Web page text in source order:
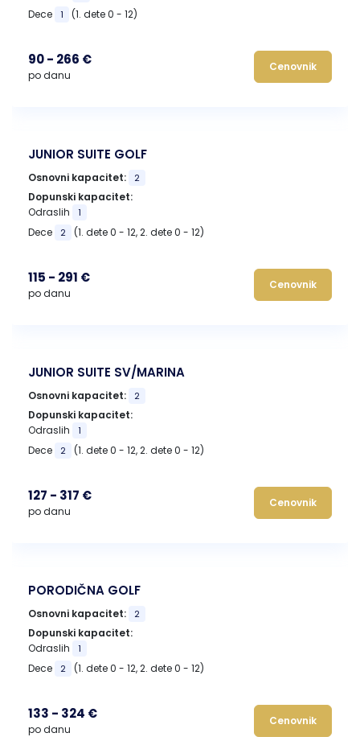
Dece 1 (1. dete 0 - 12)
90 - 266 €
po danu
Cenovnik
JUNIOR SUITE GOLF
Osnovni kapacitet: 2
Dopunski kapacitet:
Odraslih
1
Dece 2 (1. dete 0 - 12, 2. dete 0 - 12)
115 - 291 €
po danu
Cenovnik
JUNIOR SUITE SV/MARINA
Osnovni kapacitet: 2
Dopunski kapacitet:
Odraslih
1
Dece 2 (1. dete 0 - 12, 2. dete 0 - 12)
127 - 317 €
po danu
Cenovnik
PORODIČNA GOLF
Osnovni kapacitet: 2
Dopunski kapacitet:
Odraslih
1
Dece 2 (1. dete 0 - 12, 2. dete 0 - 12)
133 - 324 €
po danu
Cenovnik